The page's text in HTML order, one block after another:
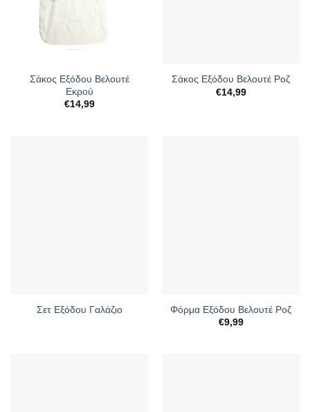
Σάκος Εξόδου Βελουτέ
Εκρού
€14,99
Σάκος Εξόδου Βελουτέ Ροζ
€14,99
Σετ Εξόδου Γαλάζιο Φόρμα Εξόδου Βελουτέ Ροζ
€9,99